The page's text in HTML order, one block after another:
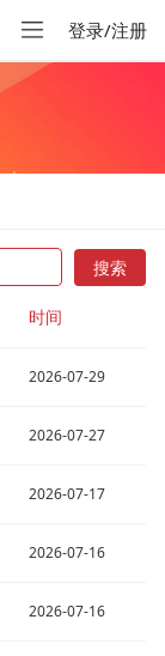
登录/注册
搜索
时间
2026-07-29
2026-07-27
2026-07-17
2026-07-16
2026-07-16